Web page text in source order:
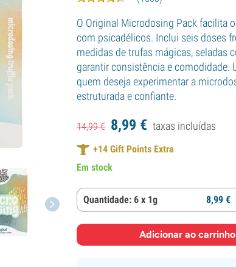
O Original Microdosing Pack facilita
com psicadélicos. Inclui seis doses
medidas de trufas mágicas, seladas
garantir consistência e comodidade.
quem deseja experimentar a
estruturada e confiante.
14,99€ 8,99 € taxas incluídas
+14 Gift Points Extra
Em stock
Quantidade: 6 x 1g 8,99 €
Adicionar ao carrinho